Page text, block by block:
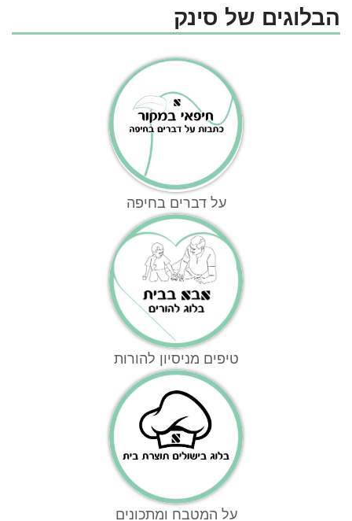
הבלוגים של סינק
על דברים בחיפה
טיפים מניסיון להורות
על המטבח ומתכונים